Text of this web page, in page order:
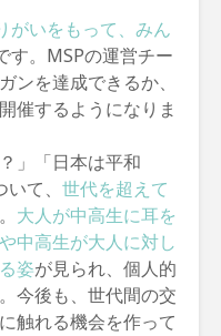
がいをもって、みん
す。MSPの運営チー
ンを達成できるか、
催するようになりま
」「日本は平和
て、 世代を超えて
大人が中高生に耳を
中高生が大人に対し
姿が見られ、個人的
今後も、世代間の交
触れる機会を作って